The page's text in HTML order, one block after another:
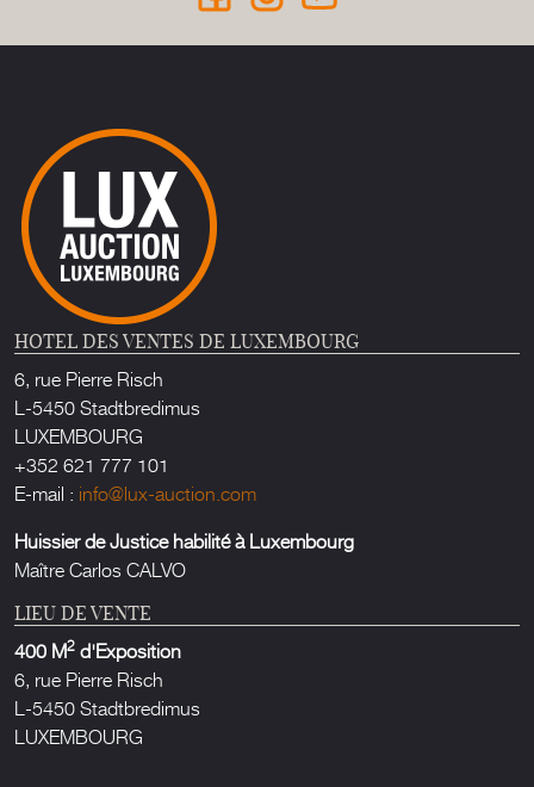
HOTEL DES VENTES DE LUXEMBOURG
6, rue Pierre Risch
L-5450 Stadtbredimus
LUXEMBOURG
+352 621 777 101
E-mail : info@lux-auction.com
Huissier de Justice habilité à Luxembourg
Maître Carlos CALVO
LIEU DE VENTE
400 M2 d'Exposition
6, rue Pierre Risch
L-5450 Stadtbredimus
LUXEMBOURG